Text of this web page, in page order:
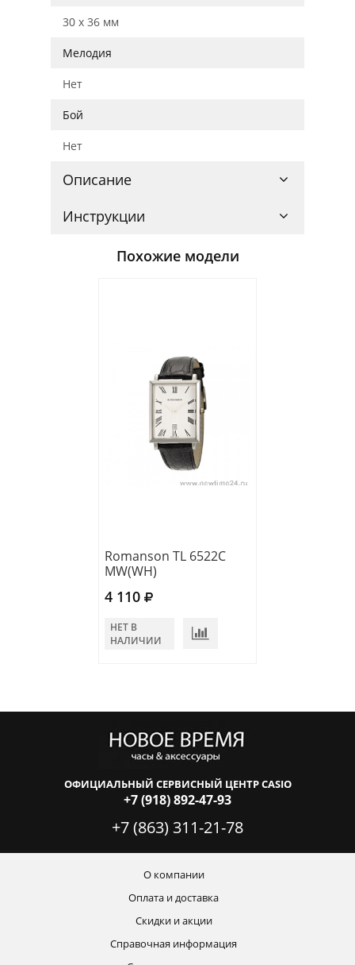
30 x 36 мм
Мелодия
Нет
Бой
Нет
Описание
Инструкции
Похожие модели
Romanson TL 6522C
MW(WH)
4 110
НЕТ В
НАЛИЧИИ
ОФИЦИАЛЬНЫЙ СЕРВИСНЫЙ ЦЕНТР CASIO
+7 (918) 892-47-93
+7 (863) 311-21-78
О компании
Оплата и доставка
Скидки и акции
Справочная информация